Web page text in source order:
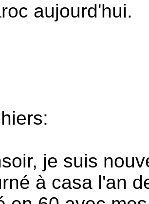
aujourd'hui.
je suis
à casa l'an